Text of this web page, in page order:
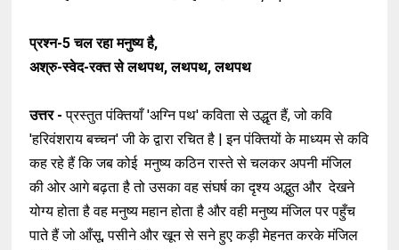
प्रश्न-5चल रहा मनुष्य है,
अश्रु-स्वेद-रक्त से लथपथ, लथपथ, लथपथ
उत्तर - प्रस्तुत पंक्तियाँ 'अग्नि पथ' कविता से उद्धृत हैं, जो कवि
'हरिवंशराय बच्चन' जी के द्वारा रचित है | इन पंक्तियों के माध्यम से कवि
कह रहे हैं कि जब कोई मनुष्य कठिन रास्ते से चलकर अपनी मंजिल
की ओर आगे बढ़ता है तो उसका वह संघर्ष का दृश्य अद्भुत और देखने
योग्य होता है वह मनुष्य महान होता है और वही मनुष्य मंजिल पर पहुँच
पाते हैं जो आँसू, पसीने और खून से सने हुए कड़ी मेहनत करके मंजिल